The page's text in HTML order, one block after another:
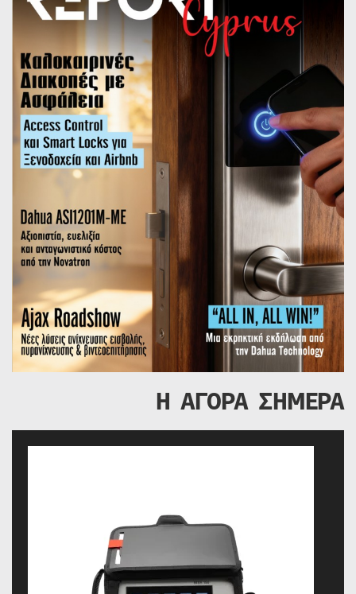
Η ΑΓΟΡΑ ΣΗΜΕΡΑ